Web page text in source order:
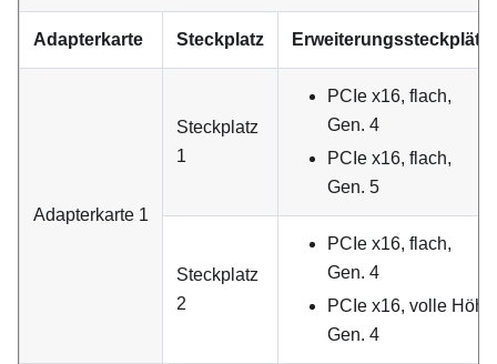
Adapterkarte Steckplatz
Adapterkarte 1
Steckplatz
1
PCIe x16, flach,
Gen. 4
PCIe x16, flach,
Gen. 5
Steckplatz
2
PCIe x16, flach,
Gen. 4
PCIe x16, volle
Gen. 4